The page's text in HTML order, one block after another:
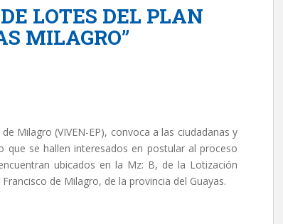
LOTES DEL PLAN
MILAGRO”
Milagro (VIVEN-EP), convoca a las ciudadanas y
que se hallen interesados en postular al proceso
ubicados en la Mz: B, de la Lotización
de Milagro, de la provincia del Guayas.